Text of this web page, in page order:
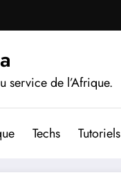
service de l’Afrique.
Techs Tutoriels